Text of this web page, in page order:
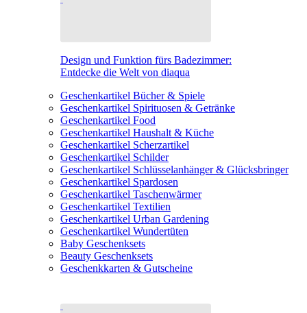
Design und Funktion fürs Badezimmer:
Entdecke die Welt von diaqua
Geschenkartikel Bücher & Spiele
Geschenkartikel Spirituosen & Getränke
Geschenkartikel Food
Geschenkartikel Haushalt & Küche
Geschenkartikel Scherzartikel
Geschenkartikel Schilder
Geschenkartikel Schlüsselanhänger & Glücksbringer
Geschenkartikel Spardosen
Geschenkartikel Taschenwärmer
Geschenkartikel Textilien
Geschenkartikel Urban Gardening
Geschenkartikel Wundertüten
Baby Geschenksets
Beauty Geschenksets
Geschenkkarten & Gutscheine